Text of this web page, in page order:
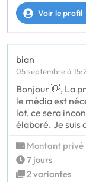
Voir le profil
bian
05 septembre à
Bonjour 👋, La
le média est
lot, ce sera
élaboré. Je suis
Montant privé
7 jours
2 variantes